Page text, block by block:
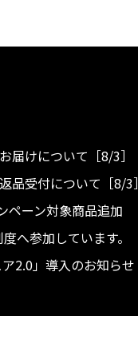
届けについて［8/3］
品受付について［8/3］
ペーン対象商品追加
へ参加しています。
2.0」導入のお知らせ